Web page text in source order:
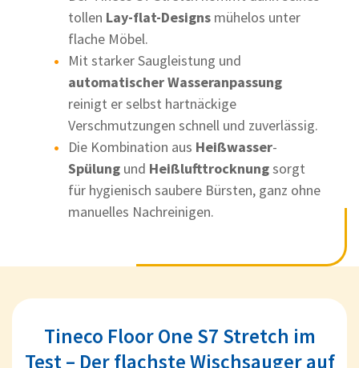
tollen Lay-flat-Designs mühelos unter
flache Möbel.
Mit starker Saugleistung und
automatischer Wasseranpassung
reinigt er selbst hartnäckige
Verschmutzungen schnell und zuverlässig.
Die Kombination aus Heißwasser-
Spülung und Heißlufttrocknungsorgt
für hygienisch saubere Bürsten, ganz ohne
manuelles Nachreinigen.
Tineco Floor One S7 Stretch im
Test – Der flachste Wischsauger auf